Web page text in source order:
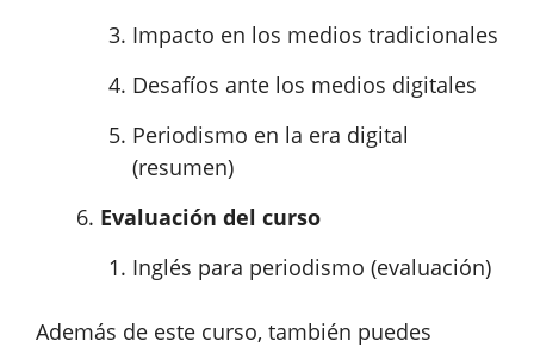
Impacto en los medios tradicionales
Desafíos ante los medios digitales
Periodismo en la era digital
(resumen)
Evaluación del curso
Inglés para periodismo (evaluación)
Además de este curso, también puedes